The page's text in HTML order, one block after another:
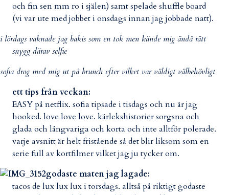
och fin sen mm ro i själen) samt spelade shuffle board
(vi var ute med jobbet i onsdags innan jag jobbade natt).
i lördags vaknade jag bakis som en tok men kände mig ändå rätt
snygg därav selfie
sofia drog med mig ut på brunch efter vilket var väldigt välbehövligt
ett tips från veckan:
EASY på netflix. sofia tipsade i tisdags och nu är jag
hooked. love love love. kärlekshistorier sorgsna och
glada och långvariga och korta och inte alltför polerade.
varje avsnitt är helt fristående så det blir liksom som en
serie full av kortfilmer vilket jag ju tycker om.
godaste maten jag lagade:
tacos de lux lux lux i torsdags. alltså på riktigt godaste